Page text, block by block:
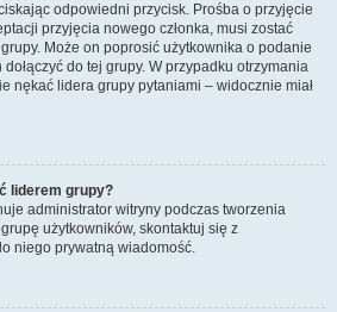
odpowiedni przycisk. Prośba o przyjęcie
przyjęcia nowego członka, musi zostać
Może on poprosić użytkownika o podanie
do tej grupy. W przypadku otrzymania
nękać lidera grupy pytaniami – widocznie miał
liderem grupy?
administrator witryny podczas tworzenia
użytkowników, skontaktuj się z
niego prywatną wiadomość.